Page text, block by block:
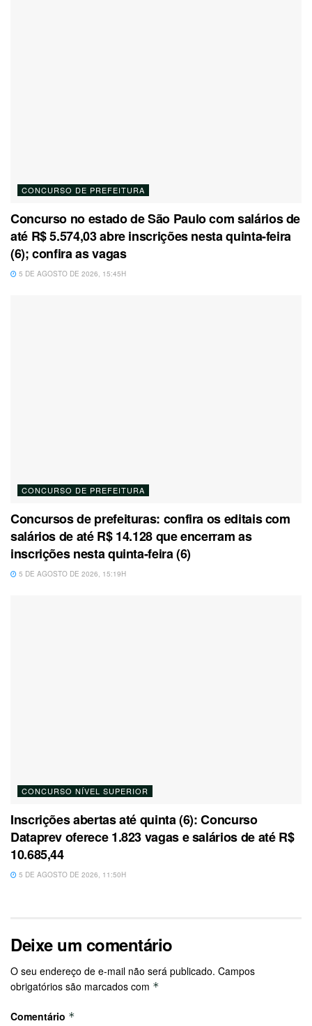
CONCURSO DE PREFEITURA
Concurso no estado de São Paulo com salários de
até R$ 5.574,03 abre inscrições nesta quinta-feira
(6); confira as vagas
5 DE AGOSTO DE 2026, 15:45H
CONCURSO DE PREFEITURA
Concursos de prefeituras: confira os editais com
salários de até R$ 14.128 que encerram as
inscrições nesta quinta-feira (6)
5 DE AGOSTO DE 2026, 15:19H
CONCURSO NÍVEL SUPERIOR
Inscrições abertas até quinta (6): Concurso
Dataprev oferece 1.823 vagas e salários de até R$
10.685,44
5 DE AGOSTO DE 2026, 11:50H
Deixe um comentário
O seu endereço de e-mail não será publicado. Campos
obrigatórios são marcados com *
Comentário *